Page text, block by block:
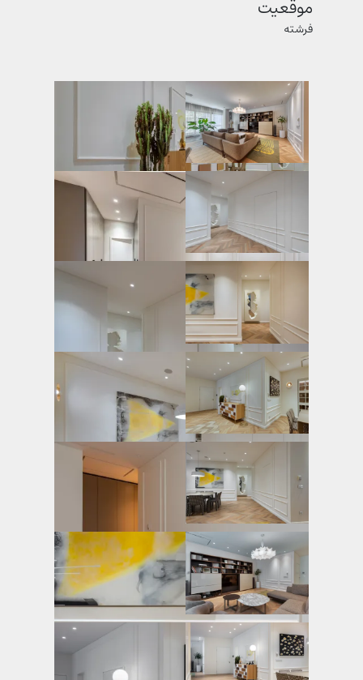
موقعیت
فرشته